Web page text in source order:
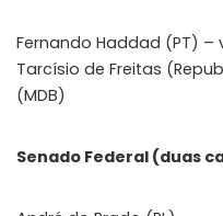
Fernando Haddad (PT) –
Tarcísio de Freitas
(MDB)
Senado Federal (duas